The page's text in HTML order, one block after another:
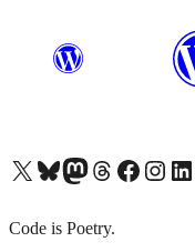
X (旧 Twitter) アカウントへBluesky アカウントへMastodon アカウントへThreads アカウントへ Facebook ページへInstagram アカウントへ LinkedIn アカウントへ
Code is Poetry.